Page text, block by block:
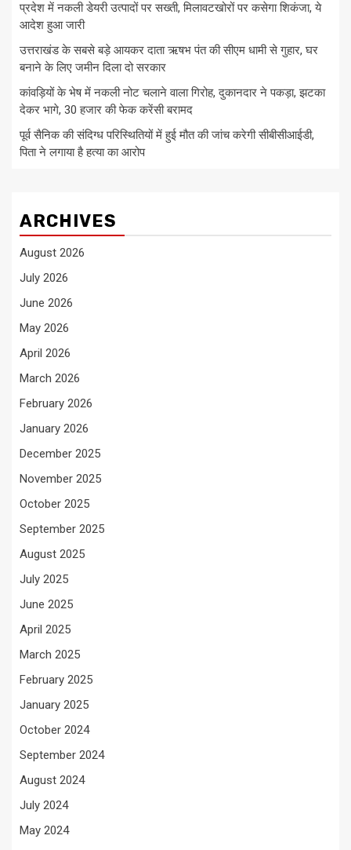
प्रदेश में नकली डेयरी उत्पादों पर सख्ती, मिलावटखोरों पर कसेगा शिकंजा, ये
आदेश हुआ जारी
उत्तराखंड के सबसे बड़े आयकर दाता ऋषभ पंत की सीएम धामी से गुहार, घर
बनाने के लिए जमीन दिला दो सरकार
कांवड़ियों के भेष में नकली नोट चलाने वाला गिरोह, दुकानदार ने पकड़ा, झटका
देकर भागे, 30 हजार की फेक करेंसी बरामद
पूर्व सैनिक की संदिग्ध परिस्थितियों में हुई मौत की जांच करेगी सीबीसीआईडी,
पिता ने लगाया है हत्या का आरोप
ARCHIVES
August 2026
July 2026
June 2026
May 2026
April 2026
March 2026
February 2026
January 2026
December 2025
November 2025
October 2025
September 2025
August 2025
July 2025
June 2025
April 2025
March 2025
February 2025
January 2025
October 2024
September 2024
August 2024
July 2024
May 2024